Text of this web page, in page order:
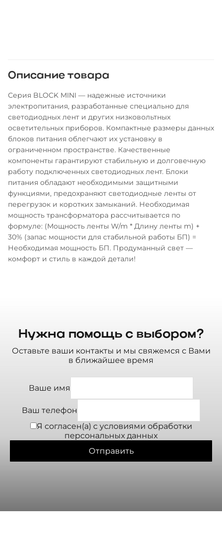
Описание товара
Серия BLOCK MINI — надежные источники
электропитания, разработанные специально для
светодиодных лент и других низковольтных
осветительных приборов. Компактные размеры данных
блоков питания облегчают их установку в
ограниченном пространстве. Качественные
компоненты гарантируют стабильную и долговечную
работу подключенных светодиодных лент. Блоки
питания обладают необходимыми защитными
функциями, предохраняют светодиодные ленты от
перегрузок и коротких замыканий. Необходимая
мощность трансформатора рассчитывается по
формуле: (Мощность ленты W/m * Длину ленты m) +
30% (запас мощности для стабильной работы БП) =
Необходимая мощность БП. Продуманный свет —
комфорт и стиль в каждой детали!
Нужна помощь с выбором?
Оставьте ваши контакты и мы свяжемся с Вами
в ближайшее время
Ваше имя
Ваш телефон
Я согласен(а) с условиями обработки
персональных данных
Отправить